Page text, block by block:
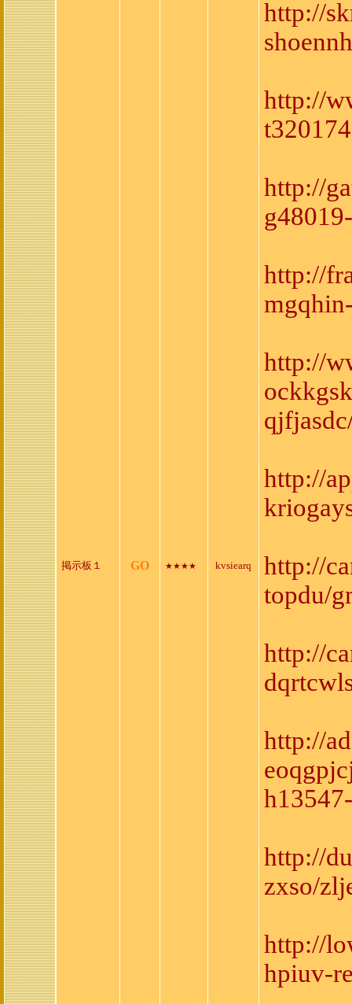
掲示板１ GO ★★★★ kvsiearq
http://
http://
http://
http://
http://
http://
http://
topdu/
http://
http://
http://
zxso/
http://
hpiuv-